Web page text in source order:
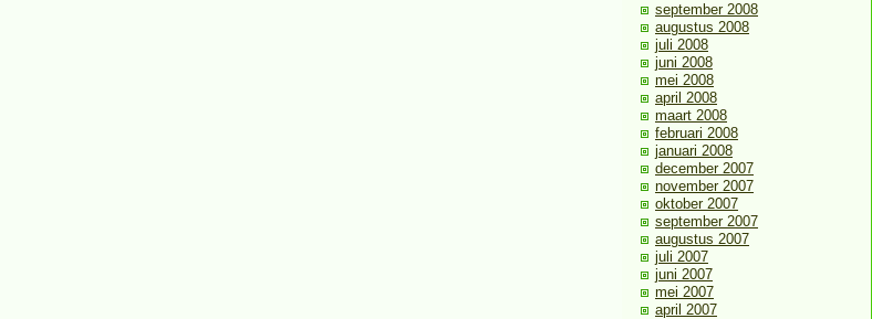
september 2008
augustus 2008
juli 2008
juni 2008
mei 2008
april 2008
maart 2008
februari 2008
januari 2008
december 2007
november 2007
oktober 2007
september 2007
augustus 2007
juli 2007
juni 2007
mei 2007
april 2007